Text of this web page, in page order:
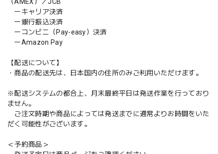
ーキャリア決済
ー銀行振込決済
ーコンビニ（Pay-easy）決済
ーAmazon Pay
【配送について】
・商品の配送先は、日本国内の住所のみご利用いただけます。
※配送システムの都合上、月末最終平日は発送作業を行っており
ません。
ご注文時期や商品によっては発送までに通常よりお時間をいた
だく可能性がございます。
＜予約商品＞